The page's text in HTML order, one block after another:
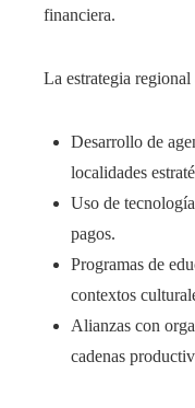
financiera.
La estrategia regional
Desarrollo de
localidades
Uso de
pagos.
Programas de
contextos
Alianzas con
cadenas